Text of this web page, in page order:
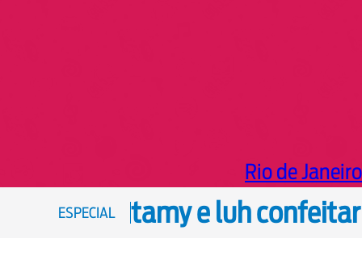
Rio de Janeiro
ESPECIAL tamy e luh